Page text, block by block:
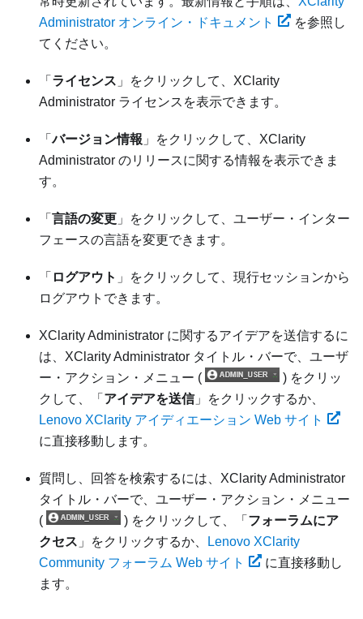
Administrator オンライン・ドキュメント
を参照し
てください。
「 ライセンス 」をクリックして、 XClarity
Administrator ライセンスを表示できます。
「バージョン情報 」をクリックして、 XClarity
Administrator のリリースに関する情報を表示できま
す。
「 言語の変更 」をクリックして、ユーザー・インター
フェースの言語を変更できます。
「 ログアウト 」をクリックして、現行セッションから
ログアウトできます。
XClarity Administrator に関するアイデアを送信するに
は、 XClarity Administrator タイトル・バーで、ユーザ
ー・アクション・メニュー (
) をクリッ
クして、「 アイデアを送信」をクリックするか、
Lenovo XClarity アイディエーション Web サイト
に直接移動します。
質問し、回答を検索するには、 XClarity Administrator
タイトル・バーで、ユーザー・アクション・メニュー
(
) をクリックして、「 フォーラムにア
クセス 」をクリックするか、
Lenovo XClarity
Community フォーラム Web サイト
に直接移動し
ます。